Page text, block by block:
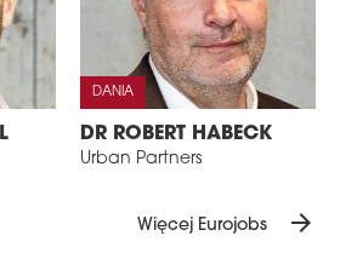
DANIA
DR ROBERT HABECK
Urban Partners
Więcej Eurojobs arrow_forward